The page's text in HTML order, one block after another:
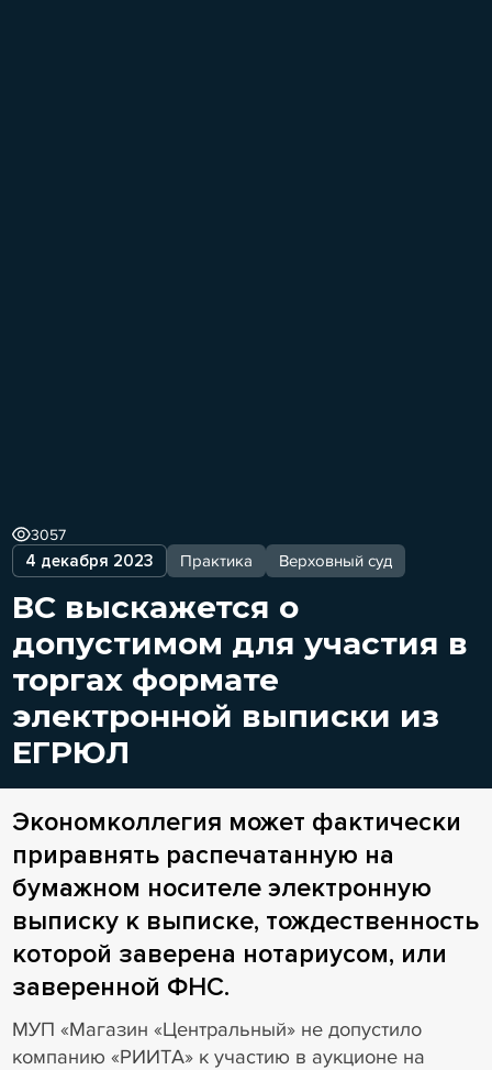
4 декабря 2023 Практика Верховный суд
3057
ВС выскажется о
допустимом для участия в
торгах формате
электронной выписки из
ЕГРЮЛ
Экономколлегия может фактически
приравнять распечатанную на
бумажном носителе электронную
выписку к выписке, тождественность
которой заверена нотариусом, или
заверенной ФНС.
МУП «Магазин «Центральный» не допустило
компанию «РИИТА» к участию в аукционе на